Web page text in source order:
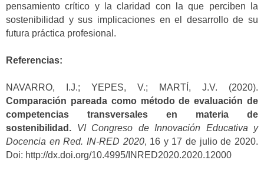
pensamiento crítico y la claridad con la que perciben la
sostenibilidad y sus implicaciones en el desarrollo de su
futura práctica profesional.
Referencias:
NAVARRO, I.J.; YEPES, V.; MARTÍ, J.V. (2020).
Comparación pareada como método de evaluación de
competencias transversales en materia de
sostenibilidad.
VI Congreso de Innovación Educativa y
Docencia en Red. IN-RED 2020, 16 y 17 de julio de 2020.
Doi: http://dx.doi.org/10.4995/INRED2020.2020.12000